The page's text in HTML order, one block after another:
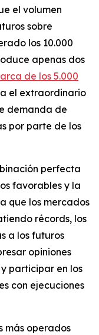
el volumen
sobre
los 10.000
apenas dos
de los 5.000
el extraordinario
demanda de
por parte de los
perfecta
favorables y la
que los mercados
récords, los
a los futuros
opiniones
participar en los
con ejecuciones
más operados